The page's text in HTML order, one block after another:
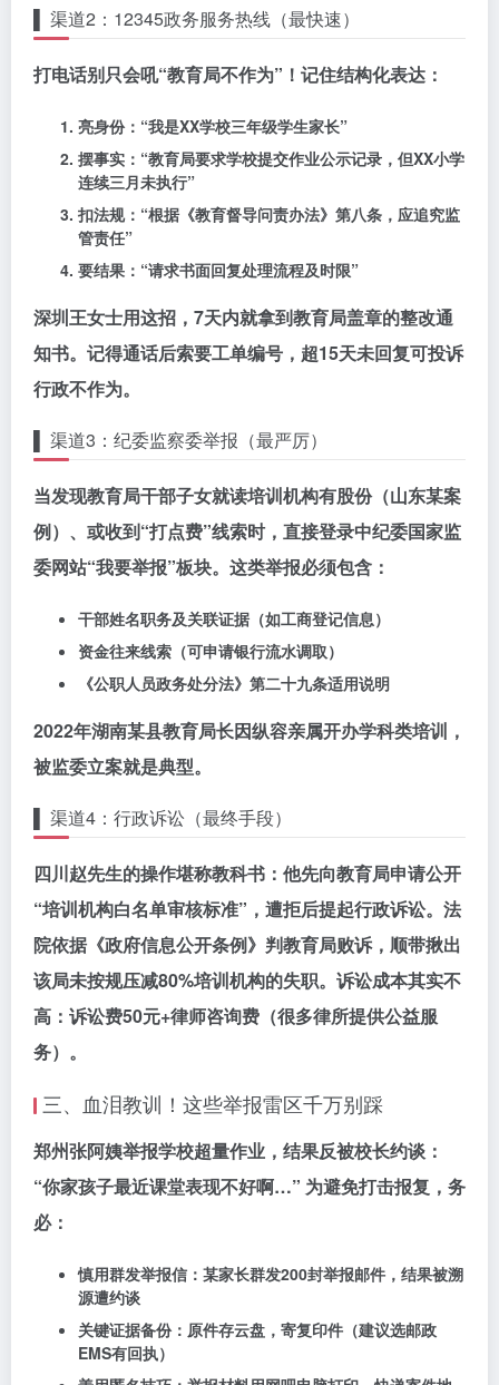
▌ 渠道2：12345政务服务热线（最快速）
打电话别只会吼“教育局不作为”！记住结构化表达：
亮身份：“我是XX学校三年级学生家长”
摆事实：“教育局要求学校提交作业公示记录，但XX小学
连续三月未执行”
扣法规：“根据《教育督导问责办法》第八条，应追究监
管责任”
要结果：“请求书面回复处理流程及时限”
深圳王女士用这招，7天内就拿到教育局盖章的整改通
知书。记得通话后索要工单编号，超15天未回复可投诉
行政不作为。
▌ 渠道3：纪委监察委举报（最严厉）
当发现教育局干部子女就读培训机构有股份（山东某案
例）、或收到“打点费”线索时，直接登录中纪委国家监
委网站“我要举报”板块。这类举报必须包含：
干部姓名职务及关联证据（如工商登记信息）
资金往来线索（可申请银行流水调取）
《公职人员政务处分法》第二十九条适用说明
2022年湖南某县教育局长因纵容亲属开办学科类培训，
被监委立案就是典型。
▌ 渠道4：行政诉讼（最终手段）
四川赵先生的操作堪称教科书：他先向教育局申请公开
“培训机构白名单审核标准”，遭拒后提起行政诉讼。法
院依据《政府信息公开条例》判教育局败诉，顺带揪出
该局未按规压减80%培训机构的失职。诉讼成本其实不
高： 诉讼费50元+律师咨询费 （很多律所提供公益服
务）。
三、血泪教训！这些举报雷区千万别踩
郑州张阿姨举报学校超量作业，结果反被校长约谈：
“你家孩子最近课堂表现不好啊…” 为避免打击报复，务
必：
慎用群发举报信 ：某家长群发200封举报邮件，结果被溯
源遭约谈
关键证据备份：原件存云盘，寄复印件（建议选邮政
EMS有回执）